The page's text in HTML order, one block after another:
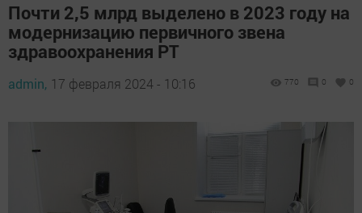
Почти 2,5 млрд выделено в 2023 году на
модернизацию первичного звена
здравоохранения РТ
admin, 17 февраля 2024 - 10:16 770 0 0